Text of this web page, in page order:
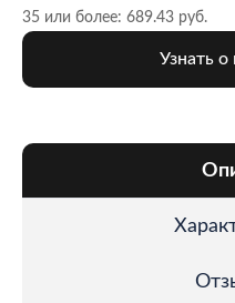
35 или более: 689.43 руб.
Узнать о